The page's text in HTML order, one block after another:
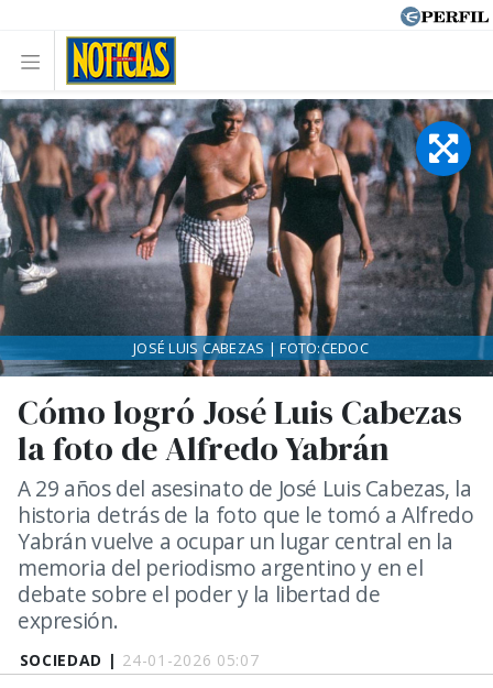
SOCIEDAD | 24-01-2026 05:07
Cómo logró José Luis Cabezas
la foto de Alfredo Yabrán
A 29 años del asesinato de José Luis Cabezas, la
historia detrás de la foto que le tomó a Alfredo
Yabrán vuelve a ocupar un lugar central en la
memoria del periodismo argentino y en el
debate sobre el poder y la libertad de
expresión.
JOSÉ LUIS CABEZAS | FOTO:CEDOC